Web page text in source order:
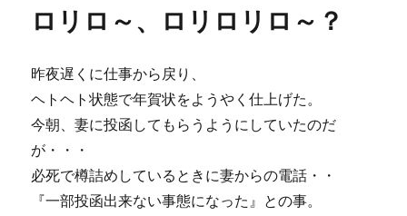
ハ
ラ
通
★
レ
ビ
で
ロリロ～、ロリロリロ～？
昨夜遅くに仕事から戻り、
ヘトヘト状態で年賀状をようやく仕上げた。
今朝、妻に投函してもらうようにしていたのだ
が・・・
必死で樽詰めしているときに妻からの電話・・
『一部投函出来ない事態になった』との事。